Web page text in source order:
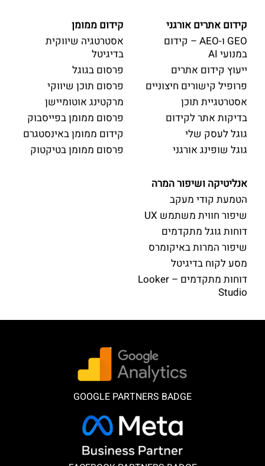
קידום אתרים אורגני
GEO ו-AEO – קידום
במנועי AI
ייעוץ קידום אתרים
פרופיל קישורים חיצוניים
אסטרטגיית תוכן
בדיקות אתר לקידום
גוגל לעסק שלי
גוגל שופינג אורגני
קידום ממומן
אסטרטגיה שיווקית
בדיגיטל
פרסום בגוגל
פרסום תוכן שיווקי
מרקטינג אוטומיישן
פרסום ממומן בפייסבוק
קידום ממומן באינסטגרם
פרסום ממומן בטיקטוק
אנליטיקה ושיפור המרה
הטמעת קודי מעקב
שיפור חווית משתמש UX
דוחות גוגל מתקדמים
שיפור המרות באיקומרס
מסע לקוח בדיגיטל
דוחות מתקדמים – Looker
Studio
GOOGLE PARTNERS BADGE